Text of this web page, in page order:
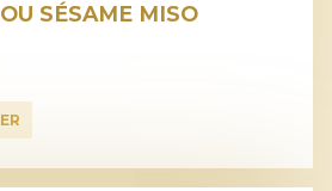
SÉSAME MISO